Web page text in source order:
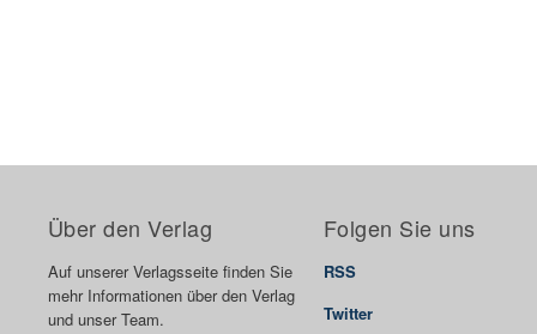
Über den Verlag
Auf unserer Verlagsseite finden Sie
mehr Informationen über den Verlag
und unser Team.
Folgen Sie uns
RSS
Twitter